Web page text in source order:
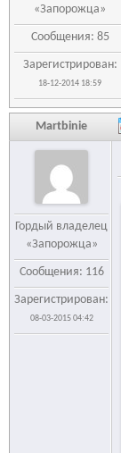
«Запорожца»
Сообщения: 85
Зарегистрирован:
18-12-2014 18:59
Martbinie
Гордый владелец
«Запорожца»
Сообщения: 116
Зарегистрирован:
08-03-2015 04:42